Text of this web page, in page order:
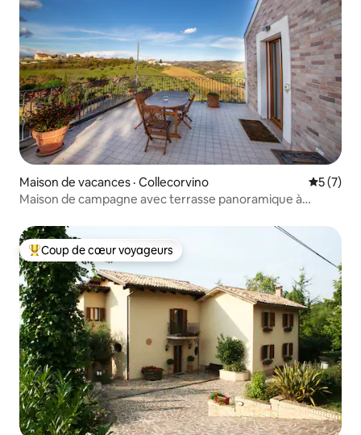
Maison de vacances · Collecorvino Note
5 (7)
Maison de campagne avec terrasse panoramique à
Coup de cœur voyageurs parmi les plus aimés
Coup de cœur voyageurs